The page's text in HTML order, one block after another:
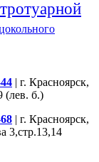
| г. Красноярск,
(лев. б.)
| г. Красноярск,
3,стр.13,14